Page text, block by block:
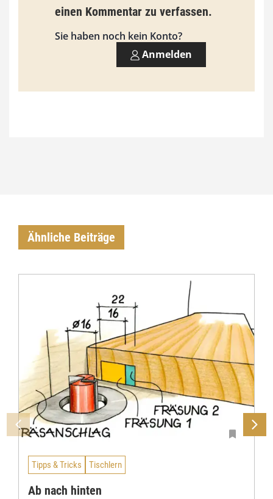
einen Kommentar zu verfassen.
Sie haben noch kein Konto?
Anmelden
Ähnliche Beiträge
Tipps & Tricks Tischlern
Ab nach hinten